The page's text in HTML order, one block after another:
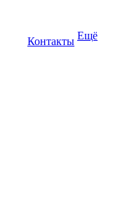
Контакты Ещё